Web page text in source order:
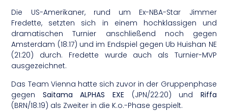
Die US-Amerikaner, rund um Ex-NBA-Star Jimmer
Fredette, setzten sich in einem hochklassigen und
dramatischen Turnier anschließend noch gegen
Amsterdam (18:17) und im Endspiel gegen Ub Huishan NE
(21:20) durch. Fredette wurde auch als Turnier-MVP
ausgezeichnet.
Das Team Vienna hatte sich zuvor in der Gruppenphase
gegen Saitama ALPHAS EXE (JPN/22:20) und Riffa
(BRN/18:19) als Zweiter in die K.o.-Phase gespielt.